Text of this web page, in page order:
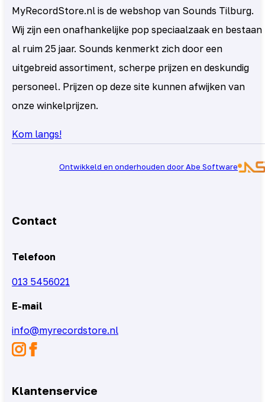
MyRecordStore.nl is de webshop van Sounds Tilburg.
Wij zijn een onafhankelijke pop speciaalzaak en bestaan
al ruim 25 jaar. Sounds kenmerkt zich door een
uitgebreid assortiment, scherpe prijzen en deskundig
personeel. Prijzen op deze site kunnen afwijken van
onze winkelprijzen.
Kom langs!
Ontwikkeld en onderhouden door Abe Software
Contact
Telefoon
013 5456021
E-mail
info@myrecordstore.nl
Klantenservice